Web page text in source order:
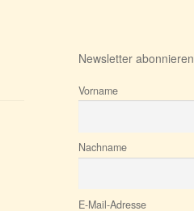
Newsletter abonnieren
Vorname
Nachname
E-Mail-Adresse